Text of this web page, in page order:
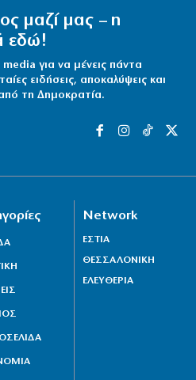
μαζί μας – η
εδώ!
για να μένεις πάντα
ειδήσεις, αποκαλύψεις και
τη Δημοκρατία.
Network
ΕΣΤΙΑ
ΘΕΣΣΑΛΟΝΙΚΗ
ΕΛΕΥΘΕΡΙΑ